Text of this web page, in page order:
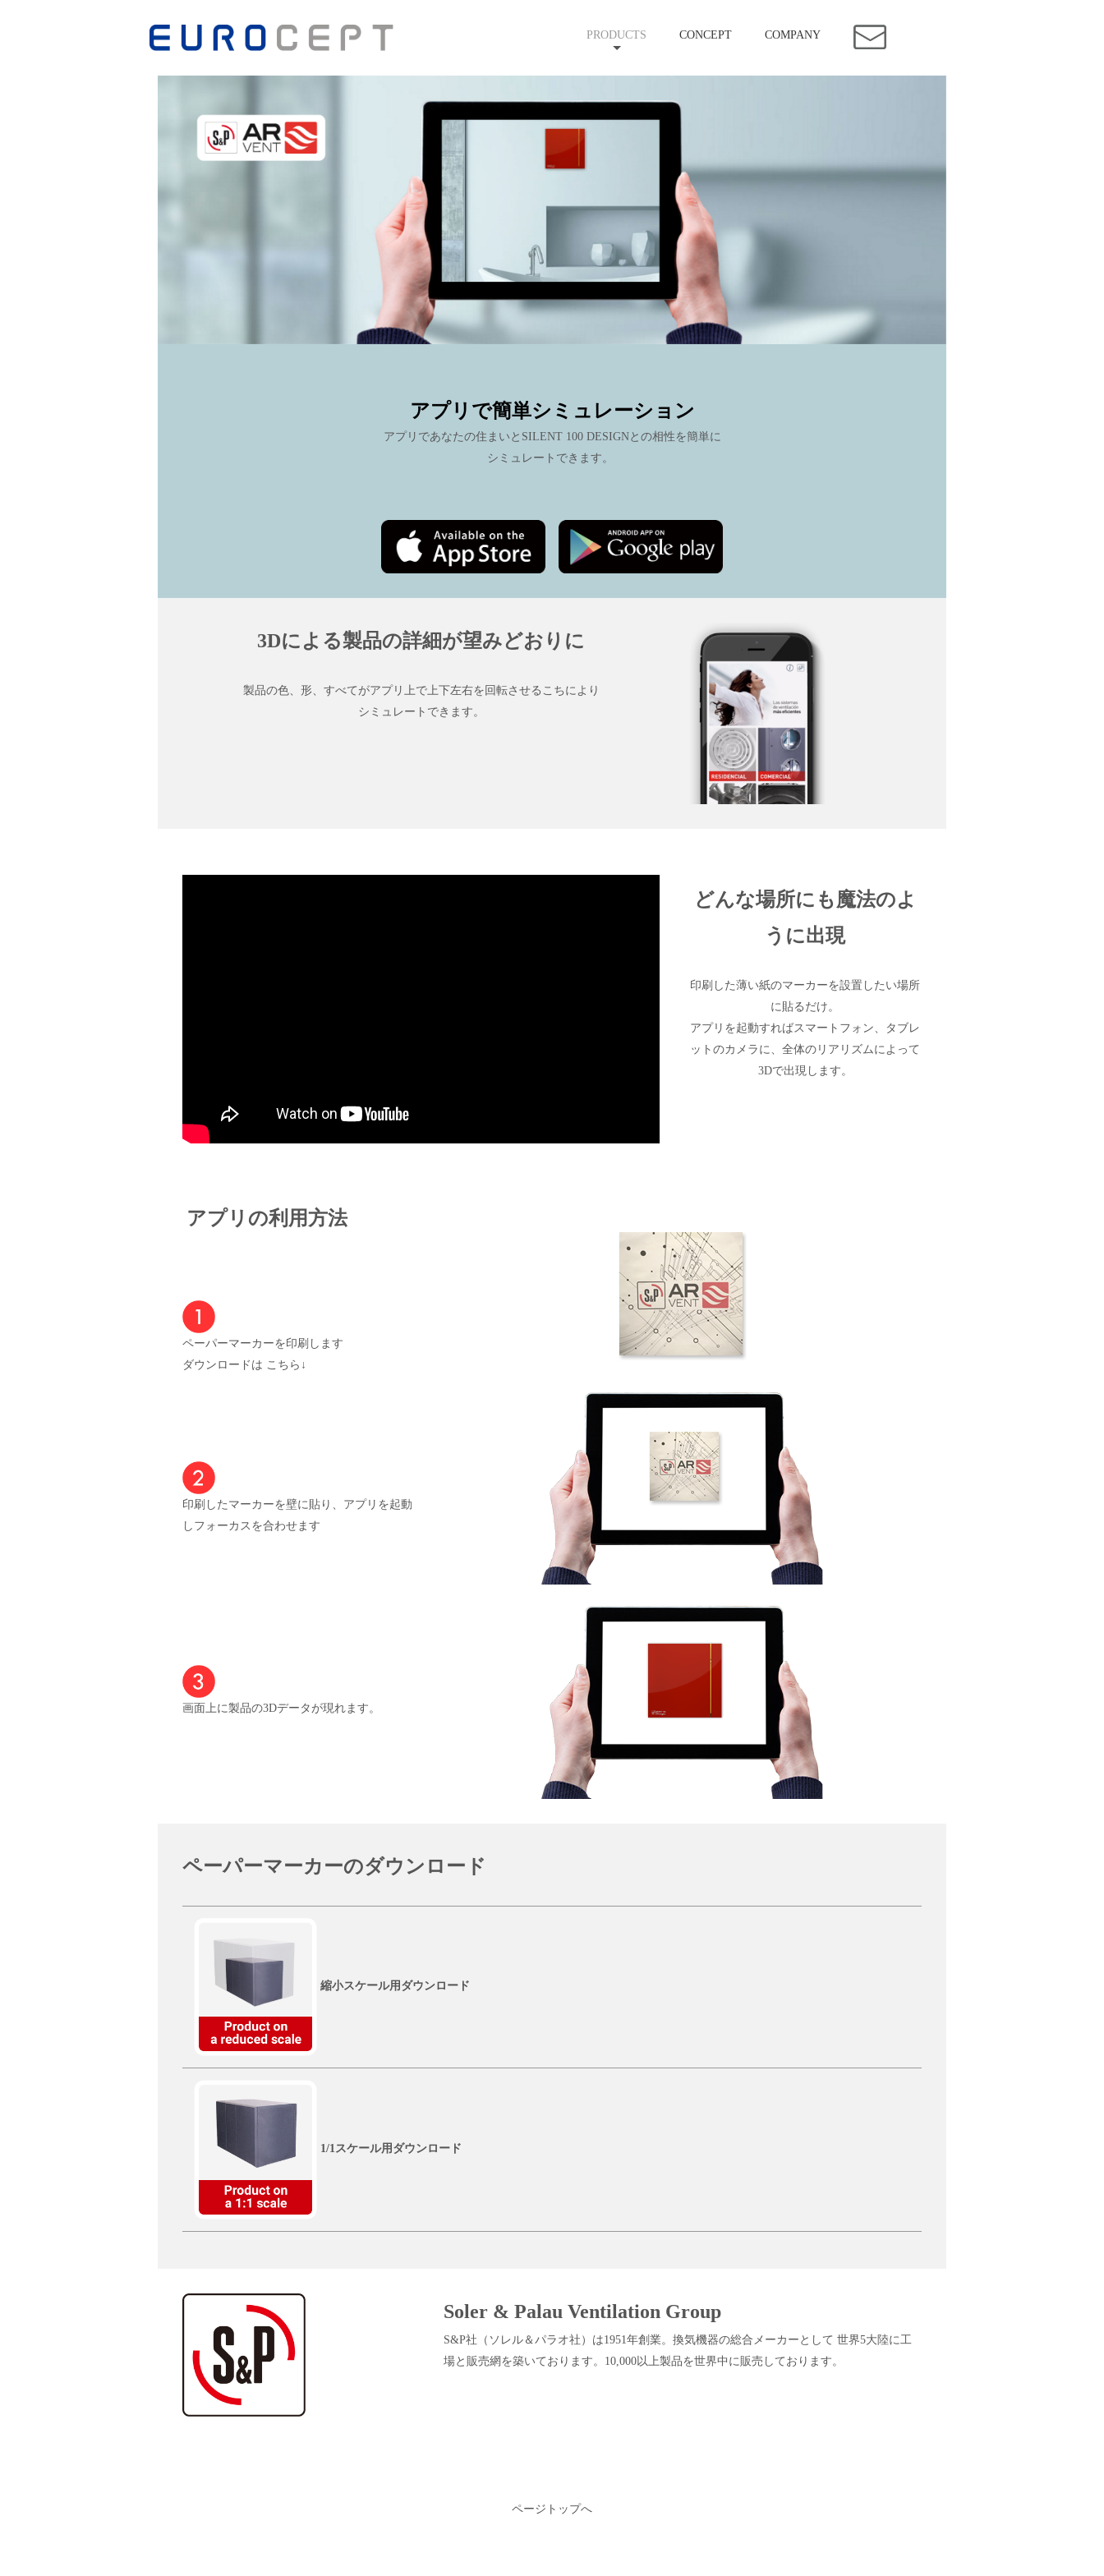
PRODUCTS CONCEPT COMPANY
アプリで簡単シミュレーション
アプリであなたの住まいとSILENT 100 DESIGNとの相性を簡単に
シミュレートできます。
3Dによる製品の詳細が望みどおりに
製品の色、形、すべてがアプリ上で上下左右を回転させるこちにより
シミュレートできます。
どんな場所にも魔法のよ
うに出現
印刷した薄い紙のマーカーを設置したい場所
に貼るだけ。
アプリを起動すればスマートフォン、タブレ
ットのカメラに、全体のリアリズムによって
3Dで出現します。
アプリの利用方法
ペーパーマーカーを印刷します
ダウンロードは こちら ↓
印刷したマーカーを壁に貼り、アプリを起動
しフォーカスを合わせます
画面上に製品の3Dデータが現れます。
ペーパーマーカーのダウンロード
縮小スケール用ダウンロード
1/1スケール用ダウンロード
Soler & Palau Ventilation Group
S&P社（ソレル＆パラオ社）は1951年創業。換気機器の総合メーカーとして 世界5大陸に工
場と販売網を築いております。10,000以上製品を世界中に販売しております。
ページトップへ